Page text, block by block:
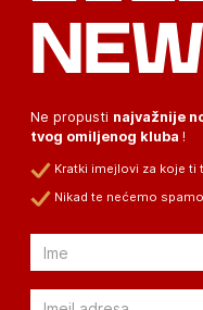
Ne propusti najvažnije
tvog omiljenog kluba !
Kratki imejlovi za koje ti
Nikad te nećemo
Email
Email